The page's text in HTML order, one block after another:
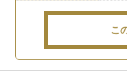
こ